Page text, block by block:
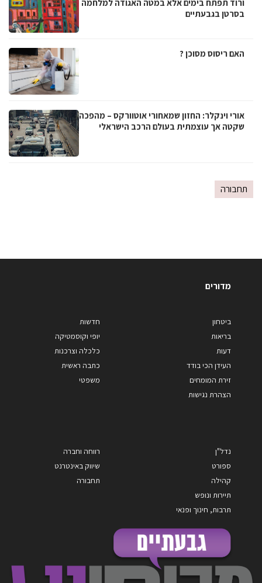
ורוד תפתח בימים אלא במטה האגודה למלחמה
בסרטן בגבעתיים
האם ריסוס מסוכן ?
אורי וינקלר: החזון שמאחורי אוטוורקס – מהפכה
שקטה אך עוצמתית בעולם הרכב הישראלי
תחבורה
מדורים
ביטחון
בריאות
דעות
העידן הכי בודד
זירת המומחים
הצהרת נגישות
חדשות
יופי וקוסמטיקה
כלכלה וצרכנות
כתבה ראשית
משפטי
נדל"ן
ספורט
קהילה
תיירות ונופש
תרבות, חינוך ופנאי
רווחה וחברה
שיווק באינטרנט
תחבורה